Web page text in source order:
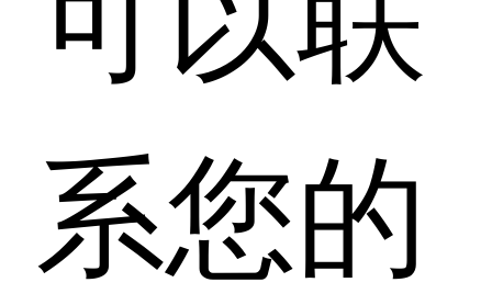
系您的